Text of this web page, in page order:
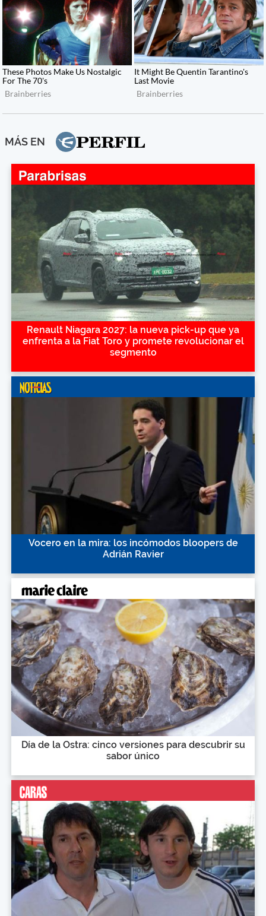
MÁS EN
Renault Niagara 2027: la nueva pick-up que ya
enfrenta a la Fiat Toro y promete revolucionar el
segmento
Vocero en la mira: los incómodos bloopers de
Adrián Ravier
Día de la Ostra: cinco versiones para descubrir su
sabor único